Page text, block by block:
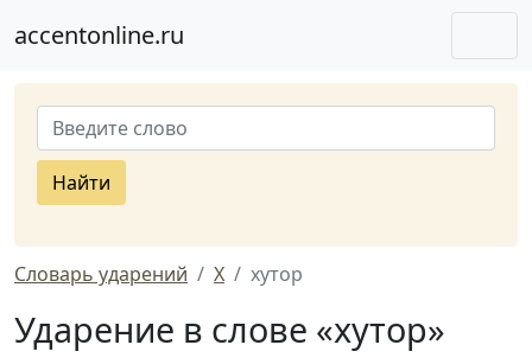
accentonline.ru
Найти
Словарь ударений Х хутор
Ударение в слове «хутор»